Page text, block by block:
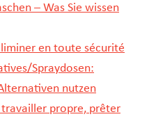
– Was Sie wissen
en toute sécurité
Spraydosen:
nutzen
propre, prêter